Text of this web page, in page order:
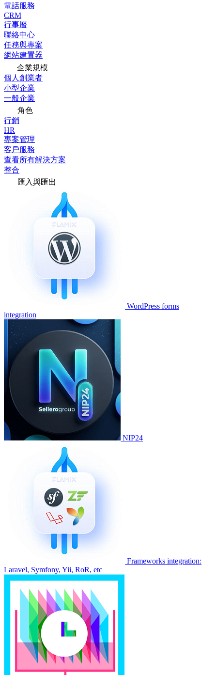
電話服務
CRM
行事曆
聯絡中心
任務與專案
網站建置器
企業規模
個人創業者
小型企業
一般企業
角色
行銷
HR
專案管理
客戶服務
查看所有解決方案
整合
匯入與匯出
WordPress forms
integration
NIP24
Frameworks integration:
Laravel, Symfony, Yii, RoR, etc